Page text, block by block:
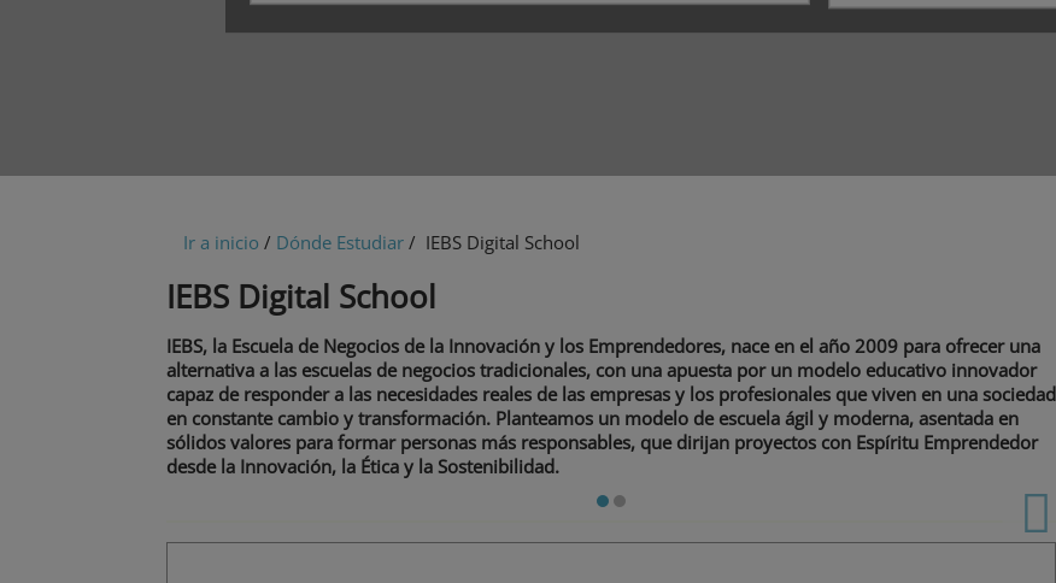
Ir a inicio / Dónde Estudiar / IEBS Digital School
IEBS Digital School
IEBS, la Escuela de Negocios de la Innovación y los Emprendedores, nace en el año 2009 para ofrecer una
alternativa a las escuelas de negocios tradicionales, con una apuesta por un modelo educativo innovador
capaz de responder a las necesidades reales de las empresas y los profesionales que viven en una sociedad
en constante cambio y transformación. Planteamos un modelo de escuela ágil y moderna, asentada en
sólidos valores para formar personas más responsables, que dirijan proyectos con Espíritu Emprendedor
desde la Innovación, la Ética y la Sostenibilidad.